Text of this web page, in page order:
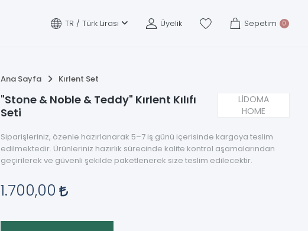
TR Türk Lirası Üyelik Sepetim 0
Ana Sayfa Kırlent Set
"Stone & Noble & Teddy" Kırlent Kılıfı
Seti
LİDOMA
HOME
Siparişleriniz, özenle hazırlanarak 5–7 iş günü içerisinde kargoya teslim
edilmektedir. Ürünleriniz hazırlık sürecinde kalite kontrol aşamalarından
geçirilerek ve güvenli şekilde paketlenerek size teslim edilecektir.
1.700,00